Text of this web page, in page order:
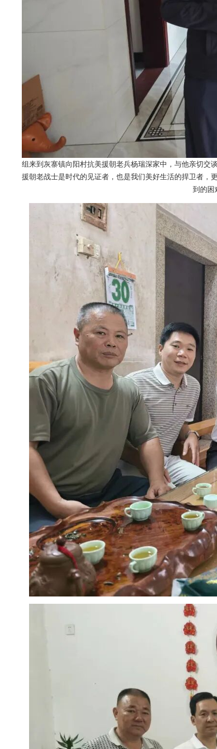
组来到灰寨镇向阳村抗美援朝老兵杨瑞深家中，与他亲切交
援朝老战士是时代的见证者，也是我们美好生活的捍卫者，
到的困